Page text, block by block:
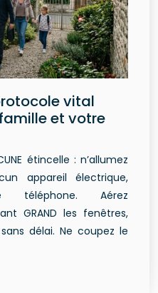
vital
et votre
étincelle : n’allumez
appareil électrique,
téléphone. Aérez
GRAND les fenêtres,
délai. Ne coupez le